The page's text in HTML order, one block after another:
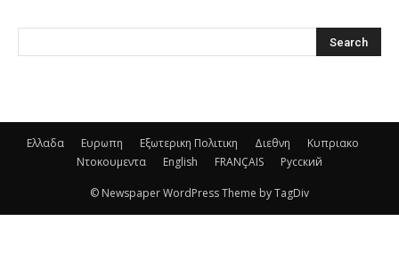
Ελλαδα Ευρωπη Εξωτερικη Πολιτικη Διεθνη
Κυπριακο
Ντοκουμεντα
English FRANÇAIS Русский
© Newspaper WordPress Theme by TagDiv